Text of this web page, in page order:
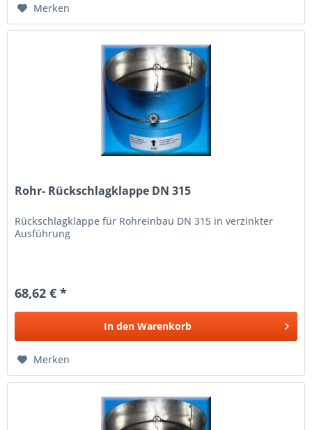
Merken
Rohr- Rückschlagklappe DN 315
Rückschlagklappe für Rohreinbau DN 315 in verzinkter
Ausführung
68,62 € *
In den Warenkorb
Merken